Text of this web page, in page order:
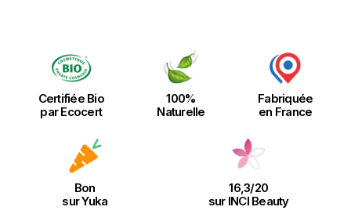
Certifiée Bio
par Ecocert
100%
Naturelle
Fabriquée
en France
Bon
sur Yuka
16,3/20
sur INCI Beauty